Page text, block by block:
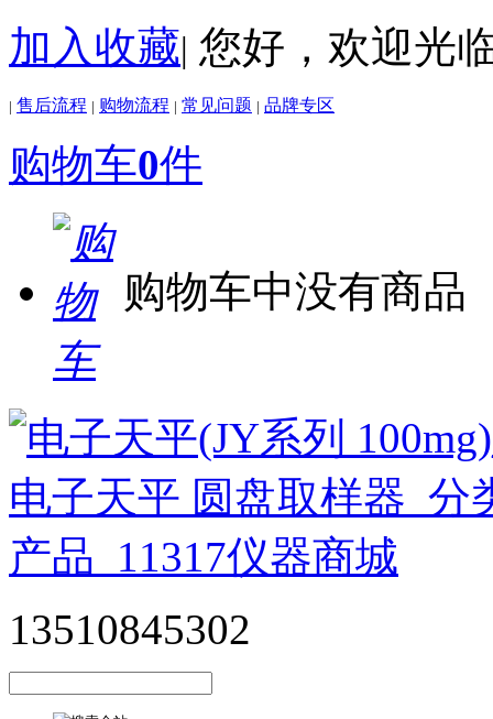
加入收藏| 您好，欢迎光
| 售后流程 | 购物流程 | 常见问题 | 品牌专区
购物车0件
购物车中没有商品
13510845302